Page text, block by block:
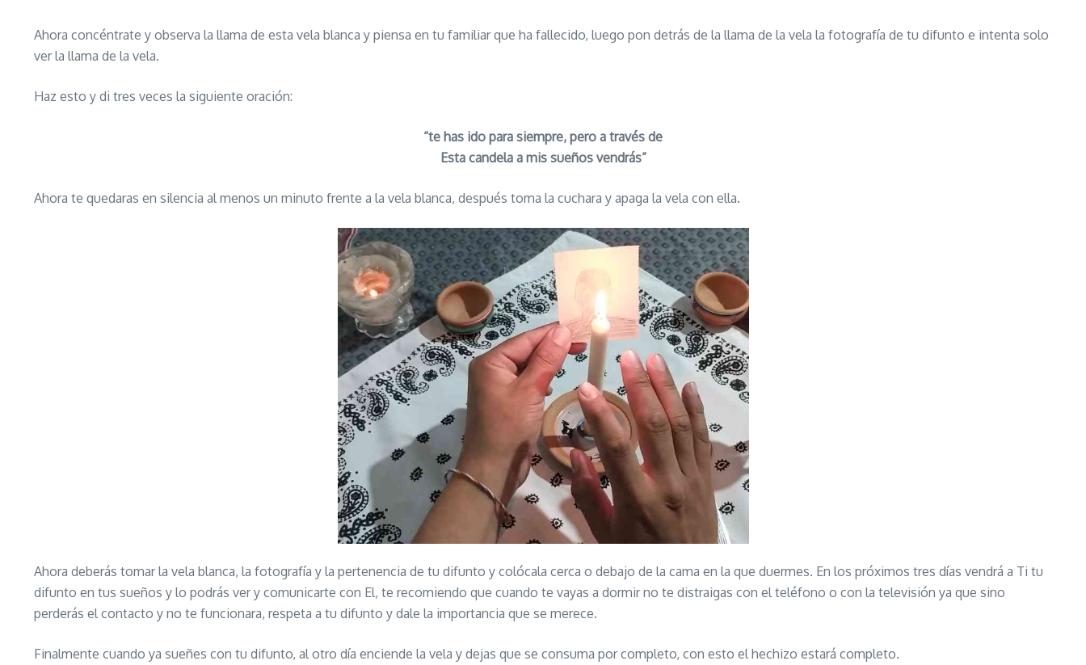
Ahora concéntrate y observa la llama de esta vela blanca y piensa en tu familiar que ha fallecido, luego pon detrás de la llama de la vela la fotografía de tu difunto e intenta solo
ver la llama de la vela.
Haz esto y di tres veces la siguiente oración:
“te has ido para siempre, pero a través de
Esta candela a mis sueños vendrás”
Ahora te quedaras en silencia al menos un minuto frente a la vela blanca, después toma la cuchara y apaga la vela con ella.
Ahora deberás tomar la vela blanca, la fotografía y la pertenencia de tu difunto y colócala cerca o debajo de la cama en la que duermes. En los próximos tres días vendrá a Ti tu
difunto en tus sueños y lo podrás ver y comunicarte con El, te recomiendo que cuando te vayas a dormir no te distraigas con el teléfono o con la televisión ya que sino
perderás el contacto y no te funcionara, respeta a tu difunto y dale la importancia que se merece.
Finalmente cuando ya sueñes con tu difunto, al otro día enciende la vela y dejas que se consuma por completo, con esto el hechizo estará completo.